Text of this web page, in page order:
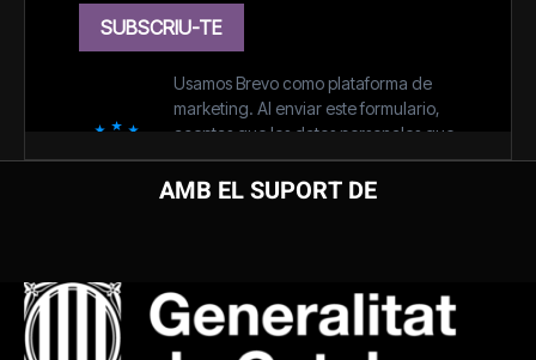
AMB EL SUPORT DE